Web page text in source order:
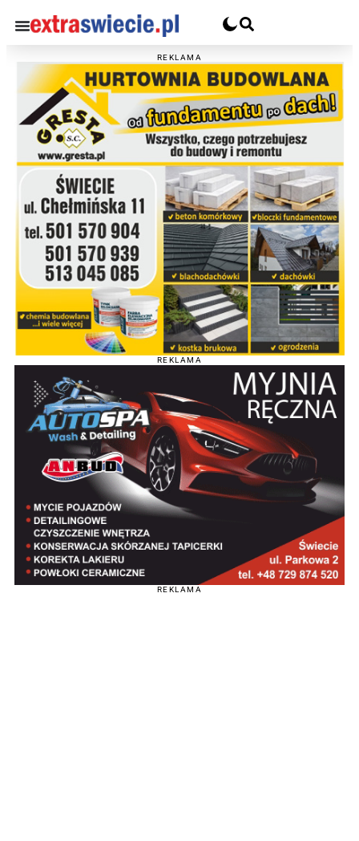
REKLAMA
REKLAMA
REKLAMA